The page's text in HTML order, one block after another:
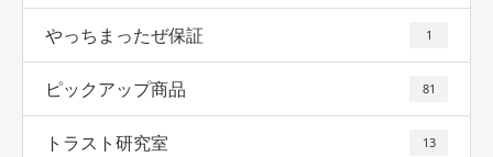
やっちまったぜ保証 1
ピックアップ商品 81
トラスト研究室 13